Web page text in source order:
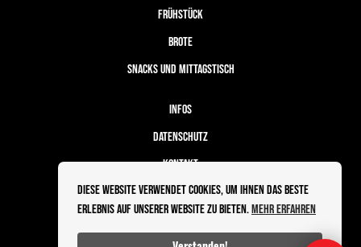
Diese Website verwendet Cookies, um Ihnen das beste
Erlebnis auf unserer Website zu bieten.Mehr erfahren
FRÜHSTÜCK
BROTE
SNACKS UND MITTAGSTISCH
INFOS
DATENSCHUTZ
KONTAKT
BESTELLABLAUF